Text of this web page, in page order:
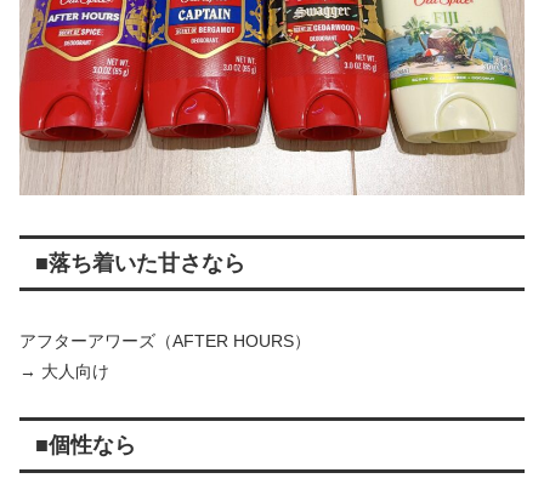
■落ち着いた甘さなら
アフターアワーズ（AFTER HOURS）
→ 大人向け
■個性なら